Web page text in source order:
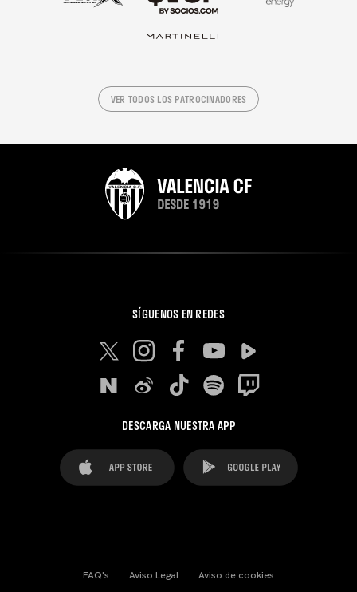
VER TODOS LOS PATROCINADORES
SÍGUENOS EN REDES
DESCARGA NUESTRA APP
FAQ's Aviso Legal Aviso de cookies